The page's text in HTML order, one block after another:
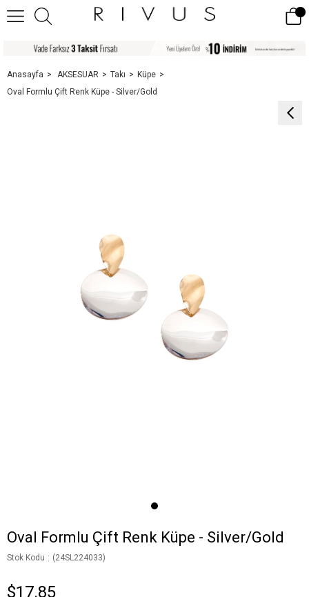
Anasayfa AKSESUAR Takı
Küpe
Oval Formlu Çift Renk Küpe - Silver/Gold
Oval Formlu Çift Renk Küpe - Silver/Gold
Stok Kodu (24SL224033)
$17.85